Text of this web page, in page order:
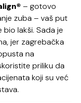
– gotovo
zuba – vaš put
lakši. Sada je
jer zagrebačka
na
priliku da
koji su već